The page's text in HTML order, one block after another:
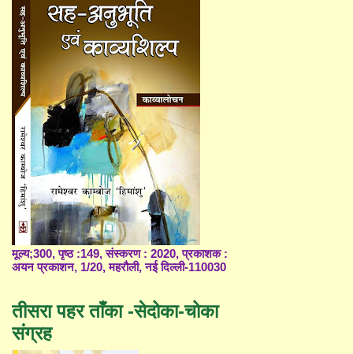
मूल्य;300, पृष्ठ :149, संस्करण : 2020, प्रकाशक :
अयन प्रकाशन, 1/20, महरौली, नई दिल्ली-110030
तीसरा पहर ताँका -सेदोका-चोका
संग्रह